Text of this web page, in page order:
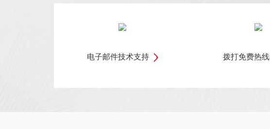
电子邮件技术支持 拨打免费热